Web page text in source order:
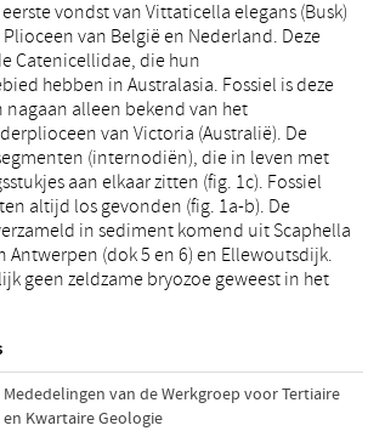
vondst van Vittaticella elegans (Busk)
van België en Nederland. Deze
Catenicellidae, die hun
hebben in Australasia. Fossiel is deze
nagaan alleen bekend van het
van Victoria (Australië). De
(internodiën), die in leven met
aan elkaar zitten (fig. 1c). Fossiel
altijd los gevonden (fig. 1a-b). De
in sediment komend uit Scaphella
Antwerpen (dok 5 en 6) en Ellewoutsdijk.
geen zeldzame bryozoe geweest in het
Mededelingen van de Werkgroep voor Tertiaire
en Kwartaire Geologie